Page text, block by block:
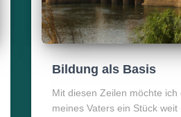
Bildung als Basis
Mit diesen Zeilen möchte ich
meines Vaters ein Stück